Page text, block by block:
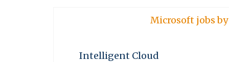
Microsoft jobs
Intelligent Cloud